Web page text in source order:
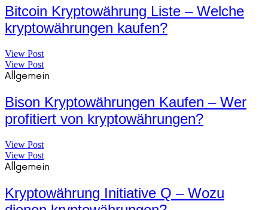
Bitcoin Kryptowährung Liste – Welche
kryptowährungen kaufen?
View Post
View Post
Allgemein
Bison Kryptowährungen Kaufen – Wer
profitiert von kryptowährungen?
View Post
View Post
Allgemein
Kryptowährung Initiative Q – Wozu